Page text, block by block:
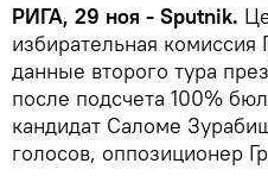
РИГА, 29 ноя - Sputnik.
избирательная комиссия
данные второго тура
после подсчета 100%
кандидат Саломе
голосов, оппозиционер